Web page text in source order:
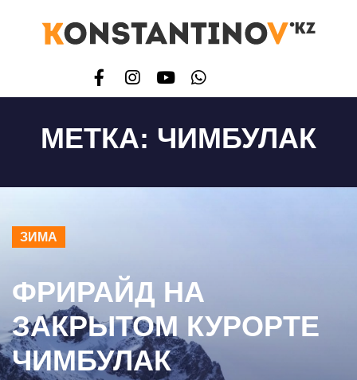
МЕТКА: ЧИМБУЛАК
ЗИМА
ФРИРАЙД НА
ЗАКРЫТОМ КУРОРТЕ
ЧИМБУЛАК